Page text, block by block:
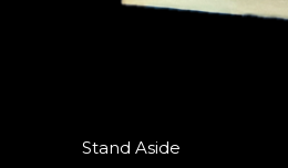
Stand Aside